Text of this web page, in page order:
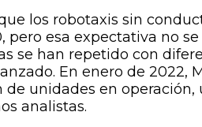
los robotaxis sin
pero esa expectativa no
se han repetido con
En enero de 2022,
unidades en operación,
analistas.